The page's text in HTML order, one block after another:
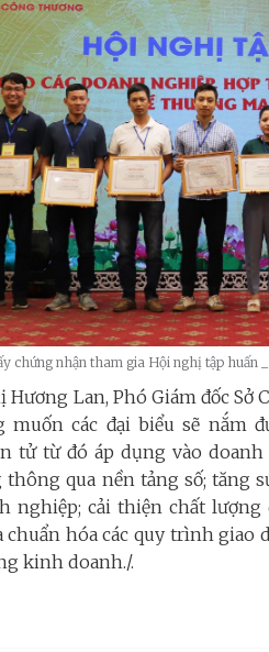
chứng nhận tham gia Hội nghị tập huấn
Lan, Phó Giám đốc
muốn các đại biểu sẽ nắm
tử từ đó áp dụng vào
qua nền tảng số; tăng
nghiệp; cải thiện chất
chuẩn hóa các quy trình
kinh doanh./.